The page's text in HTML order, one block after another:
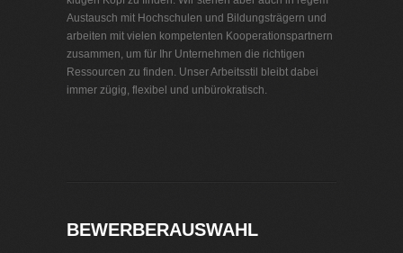
Austausch mit Hochschulen und Bildungsträgern und
arbeiten mit vielen kompetenten Kooperationspartnern
zusammen, um für Ihr Unternehmen die richtigen
Ressourcen zu finden. Unser Arbeitsstil bleibt dabei
immer zügig, flexibel und unbürokratisch.
BEWERBERAUSWAHL